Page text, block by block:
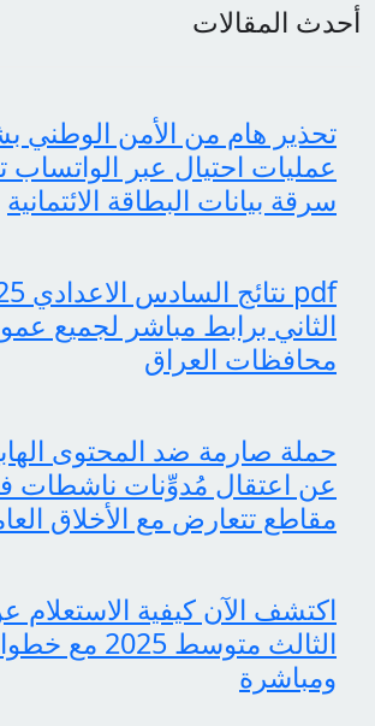
أحدث المقالات
تحذير هام من الأمن الوطني
عمليات احتيال عبر
سرقة بيانات البطاقة الائتمانية
الثاني برابط مباشر لجميع
محافظات العراق
حملة صارمة ضد المحتوى
عن اعتقال مُدوِّنات ناشطات
مقاطع تتعارض مع الأخلاق
اكتشف الآن كيفية الاستعلام
الثالث متوسط
ومباشرة